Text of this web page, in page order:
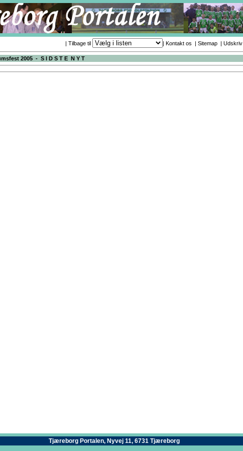
| Tilbage til | Kontakt os | Sitemap | Udskriv
2005 - S I D S T E N Y T
Tjæreborg Portalen, Nyvej 11, 6731 Tjæreborg